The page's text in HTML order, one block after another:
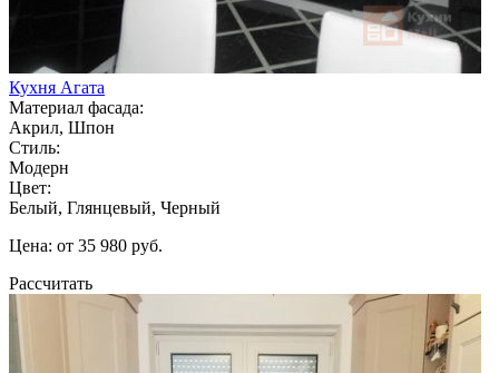
Кухня Агата
Материал фасада:
Акрил, Шпон
Стиль:
Модерн
Цвет:
Белый, Глянцевый, Черный
Цена: от 35 980 руб.
Рассчитать